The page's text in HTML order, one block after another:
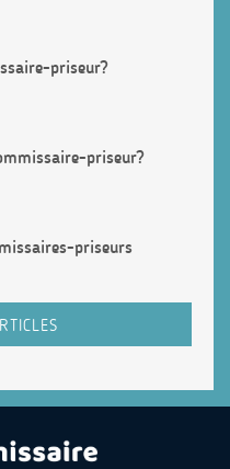
priseur?
priseur?
priseurs